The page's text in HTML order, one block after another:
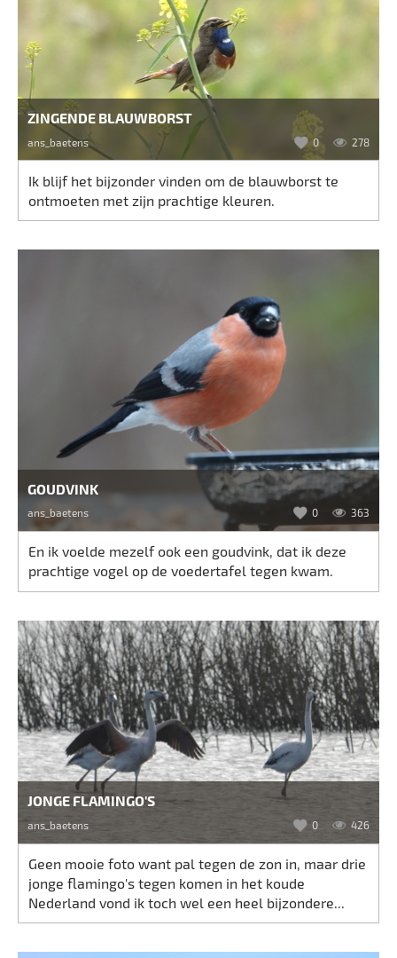
ZINGENDE BLAUWBORST
ans_baetens 0 278
Ik blijf het bijzonder vinden om de blauwborst te
ontmoeten met zijn prachtige kleuren.
GOUDVINK
ans_baetens 0 363
En ik voelde mezelf ook een goudvink, dat ik deze
prachtige vogel op de voedertafel tegen kwam.
JONGE FLAMINGO'S
ans_baetens 0 426
Geen mooie foto want pal tegen de zon in, maar drie
jonge flamingo's tegen komen in het koude
Nederland vond ik toch wel een heel bijzondere...